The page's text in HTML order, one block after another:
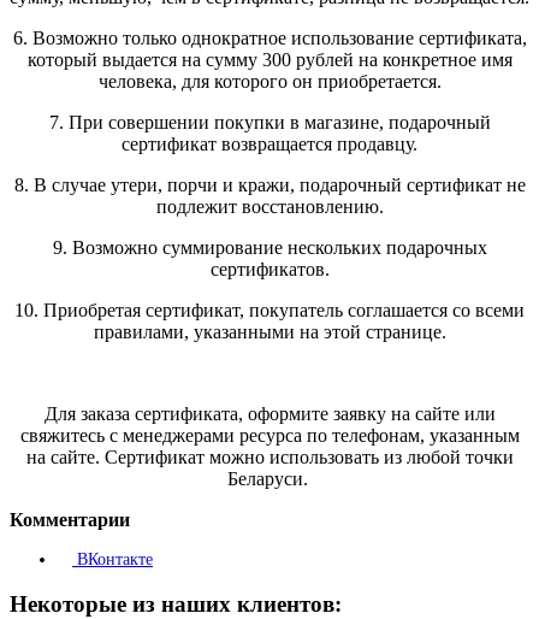
6. Возможно только однократное использование сертификата,
который выдается на сумму 300 рублей на конкретное имя
человека, для которого он приобретается.
7. При совершении покупки в магазине, подарочный
сертификат возвращается продавцу.
8. В случае утери, порчи и кражи, подарочный сертификат не
подлежит восстановлению.
9. Возможно суммирование нескольких подарочных
сертификатов.
10. Приобретая сертификат, покупатель соглашается со всеми
правилами, указанными на этой странице.
Для заказа сертификата, оформите заявку на сайте или
свяжитесь с менеджерами ресурса по телефонам, указанным
на сайте. Сертификат можно использовать из любой точки
Беларуси.
Комментарии
ВКонтакте
Некоторые из наших клиентов: